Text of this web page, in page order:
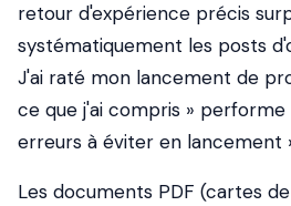
retour d'expérience précis
systématiquement les posts
J'ai raté mon lancement de
ce que j'ai compris » performe
erreurs à éviter en lancement
Les documents PDF (cartes